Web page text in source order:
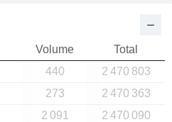
Volume
Total
440
2 470 803
273
2 470 363
2 091
2 470 090